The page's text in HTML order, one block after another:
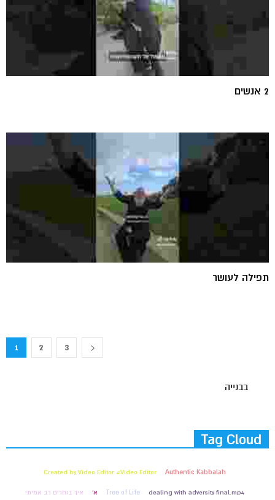
2 אנשים
תפילה לעושר
1 2 3
בבנייה
Tag Cloud
Authentic Kabbalah
Created by Video Editor #Video Editor
dealing with adversity final.mp4
Tree of Life א' איך בוחרים רב אמיתי